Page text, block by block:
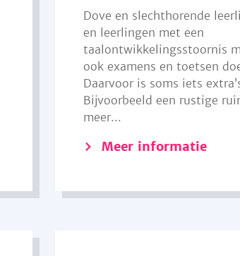
Dove en slechthorende
en leerlingen met een
taalontwikkelingsstoornis
ook examens en toetsen
Daarvoor is soms iets
Bijvoorbeeld een rustige
meer...
Meer informatie